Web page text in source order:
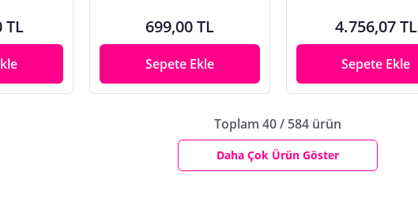
TL 699,00 TL
Sepete Ekle
4.756,07 TL
Sepete Ekle
Toplam 40 / 584 ürün
Daha Çok Ürün Göster